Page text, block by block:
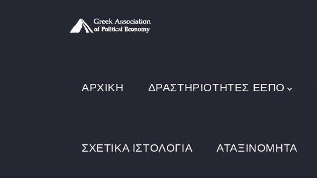
ΑΡΧΙΚΉ ΔΡΑΣΤΗΡΙΟΤΗΤΕΣ ΕΕΠΟ
ΣΧΕΤΙΚΑ ΙΣΤΟΛΟΓΙΑ ΑΤΑΞΙΝΌΜΗΤΑ